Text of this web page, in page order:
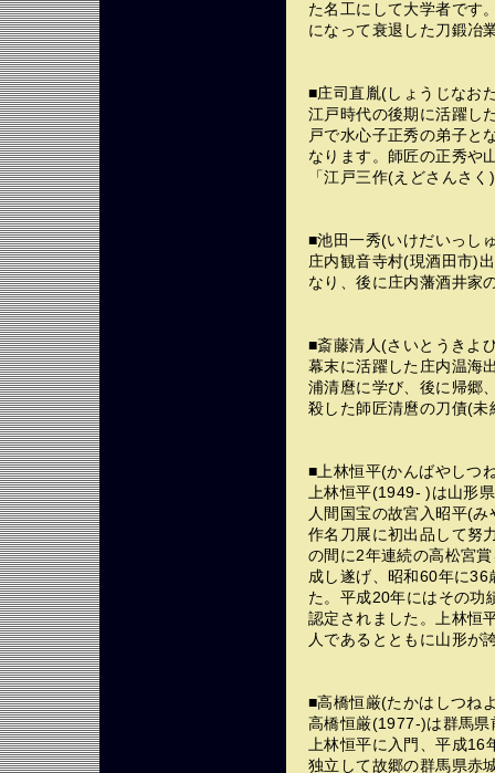
た名工にして大学者です
になって衰退した刀鍛冶
■庄司直胤(しょうじなお
江戸時代の後期に活躍し
戸で水心子正秀の弟子と
なります。師匠の正秀や
「江戸三作(えどさんさ
■池田一秀(いけだいっし
庄内観音寺村(現酒田市)
なり、後に庄内藩酒井家
■斎藤清人(さいとうきよ
幕末に活躍した庄内温海
浦清麿に学び、後に帰郷
殺した師匠清麿の刀債(
■上林恒平(かんばやしつ
上林恒平(1949- )は山形
人間国宝の故宮入昭平(
作名刀展に初出品して努
の間に2年連続の高松宮
成し遂げ、昭和60年に36
た。平成20年にはその功
認定されました。上林恒
人であるとともに山形が
■高橋恒厳(たかはしつね
高橋恒厳(1977-)は群馬
上林恒平に入門、平成16
独立して故郷の群馬県赤